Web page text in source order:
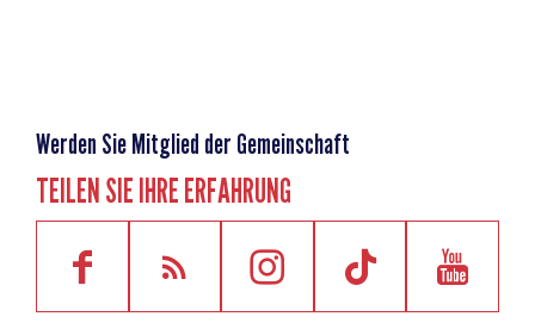
Werden Sie Mitglied der Gemeinschaft
TEILEN SIE IHRE ERFAHRUNG